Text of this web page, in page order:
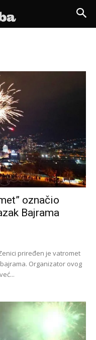
označio
Bajrama
priređen je vatromet
Organizator ovog